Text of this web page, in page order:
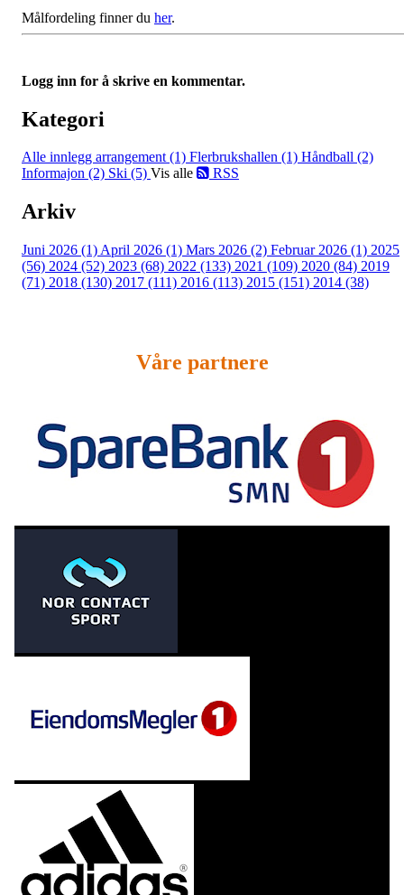
Målfordeling finner du her.
Logg inn for å skrive en kommentar.
Kategori
Alle innlegg arrangement (1) Flerbrukshallen (1) Håndball (2)
Informajon (2) Ski (5) Vis alle RSS
Arkiv
Juni 2026 (1) April 2026 (1) Mars 2026 (2) Februar 2026 (1) 2025
(56) 2024 (52) 2023 (68) 2022 (133) 2021 (109) 2020 (84) 2019
(71) 2018 (130) 2017 (111) 2016 (113) 2015 (151) 2014 (38)
Våre partnere